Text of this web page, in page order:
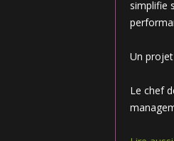
simplifie
Un
Le chef